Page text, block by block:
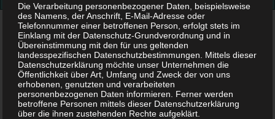
Streit
Schlagwort:Streit
Die Verarbeitung personenbezogener Daten, beispielsweise
des Namens, der Anschrift, E-Mail-Adresse oder
Telefonnummer einer betroffenen Person, erfolgt stets im
Einklang mit der Datenschutz-Grundverordnung und in
Übereinstimmung mit den für uns geltenden
landesspezifischen Datenschutzbestimmungen. Mittels dieser
Datenschutzerklärung möchte unser Unternehmen die
Öffentlichkeit über Art, Umfang und Zweck der von uns
erhobenen, genutzten und verarbeiteten
personenbezogenen Daten informieren. Ferner werden
betroffene Personen mittels dieser Datenschutzerklärung
über die ihnen zustehenden Rechte aufgeklärt.